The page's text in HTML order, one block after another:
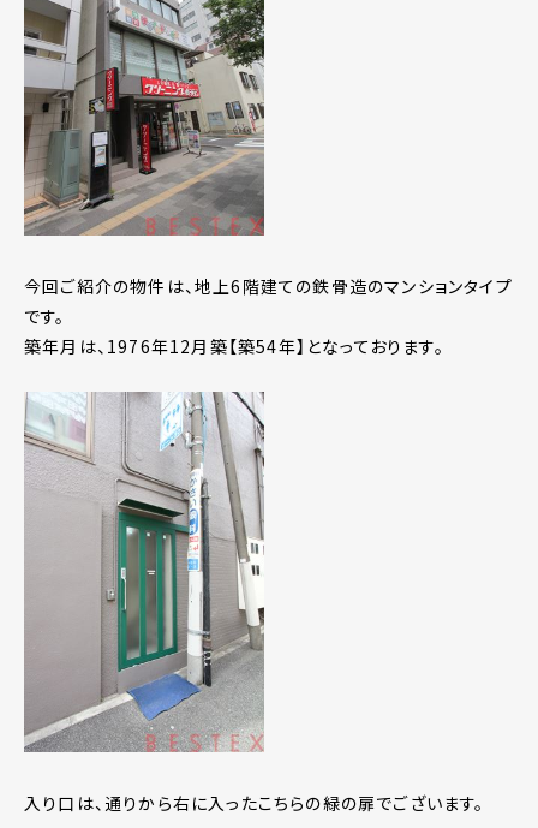
今回ご紹介の物件は、地上6階建ての鉄骨造のマンションタイプ
です。
築年月は、1976年12月築【築54年】となっております。
入り口は、通りから右に入ったこちらの緑の扉でございます。